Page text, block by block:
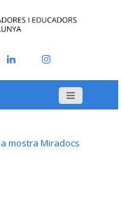
mostra Miradocs